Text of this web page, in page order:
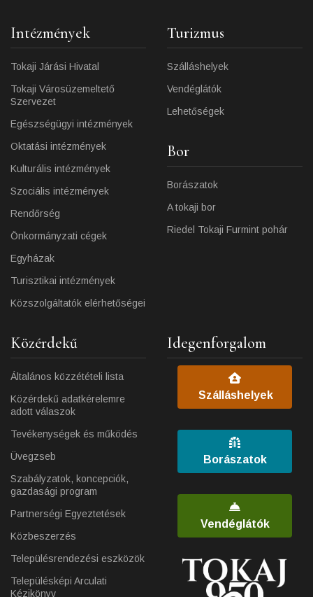
Intézmények
Tokaji Járási Hivatal
Tokaji Városüzemeltető
Szervezet
Egészségügyi intézmények
Oktatási intézmények
Kulturális intézmények
Szociális intézmények
Rendőrség
Önkormányzati cégek
Egyházak
Turisztikai intézmények
Közszolgáltatók elérhetőségei
Turizmus
Szálláshelyek
Vendéglátók
Lehetőségek
Bor
Borászatok
A tokaji bor
Riedel Tokaji Furmint pohár
Közérdekű
Általános közzétételi lista
Közérdekű adatkérelemre
adott válaszok
Tevékenységek és működés
Üvegzseb
Szabályzatok, koncepciók,
gazdasági program
Partnerségi Egyeztetések
Közbeszerzés
Településrendezési eszközök
Településképi Arculati
Kézikönyv
Idegenforgalom
Szálláshelyek
Borászatok
Vendéglátók